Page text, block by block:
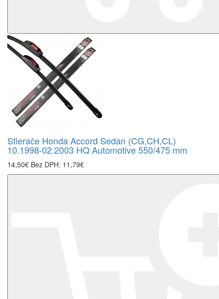
Stierače Honda Accord Sedan (CG,CH,CL)
10.1998-02.2003 HQ Automotive 550/475 mm
14,50€ Bez DPH: 11,79€